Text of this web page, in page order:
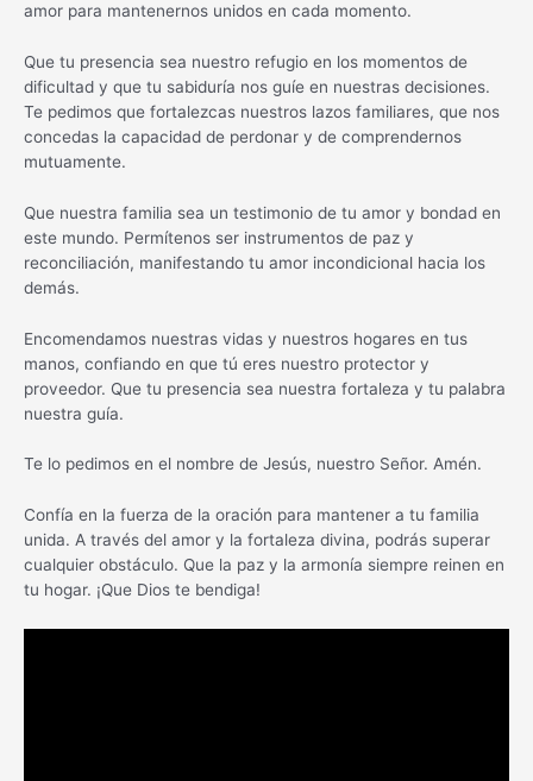
amor para mantenernos unidos en cada momento.
Que tu presencia sea nuestro refugio en los momentos de
dificultad y que tu sabiduría nos guíe en nuestras decisiones.
Te pedimos que fortalezcas nuestros lazos familiares, que nos
concedas la capacidad de perdonar y de comprendernos
mutuamente.
Que nuestra familia sea un testimonio de tu amor y bondad en
este mundo. Permítenos ser instrumentos de paz y
reconciliación, manifestando tu amor incondicional hacia los
demás.
Encomendamos nuestras vidas y nuestros hogares en tus
manos, confiando en que tú eres nuestro protector y
proveedor. Que tu presencia sea nuestra fortaleza y tu palabra
nuestra guía.
Te lo pedimos en el nombre de Jesús, nuestro Señor. Amén.
Confía en la fuerza de la oración para mantener a tu familia
unida. A través del amor y la fortaleza divina, podrás superar
cualquier obstáculo. Que la paz y la armonía siempre reinen en
tu hogar. ¡Que Dios te bendiga!